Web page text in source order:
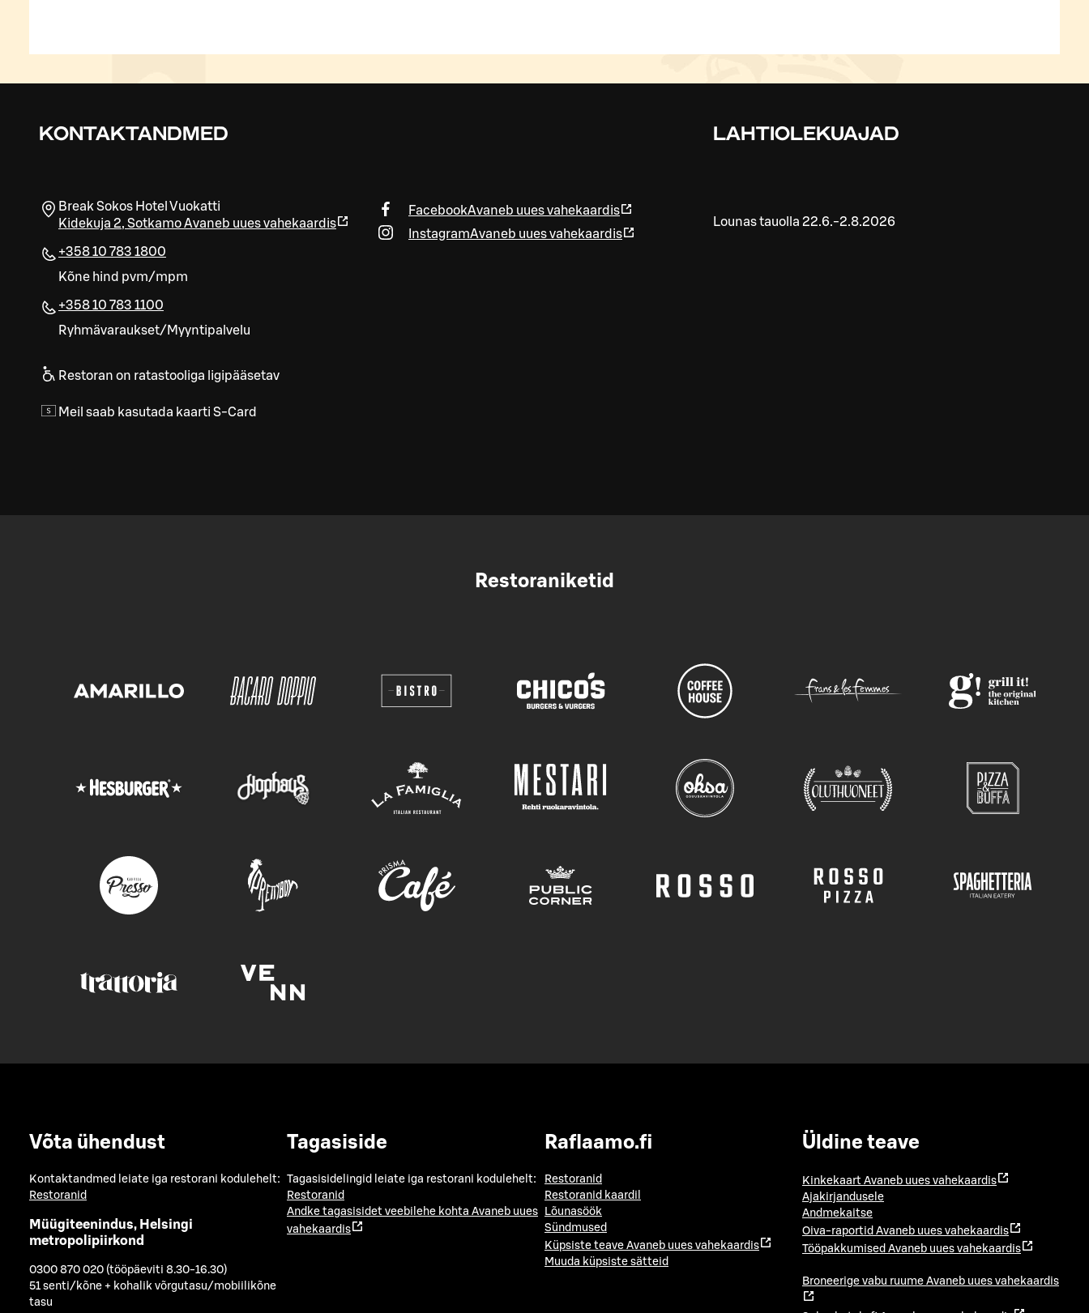
KONTAKTANDMED
Break Sokos Hotel Vuokatti
Kidekuja 2, SotkamoAvaneb uues vahekaardis
+358 10 783 1800
Kõne hind pvm/mpm
+358 10 783 1100
Ryhmävaraukset/Myyntipalvelu
Restoran on ratastooliga ligipääsetav
Meil saab kasutada kaarti S-Card
FacebookAvaneb uues vahekaardis
InstagramAvaneb uues vahekaardis
LAHTIOLEKUAJAD
Lounas tauolla 22.6.-2.8.2026
Restoraniketid
Võta ühendust
Kontaktandmed leiate iga restorani kodulehelt:
Restoranid
Müügiteenindus, Helsingi
metropolipiirkond
0300 870 020 (tööpäeviti 8.30-16.30)
51 senti/kõne + kohalik võrgutasu/mobiilikõne
tasu
Tagasiside
Tagasisidelingid leiate iga restorani kodulehelt:
Restoranid
Andke tagasisidet veebilehe kohta Avaneb uues
vahekaardis
Raflaamo.fi
Restoranid
Restoranid kaardil
Lõunasöök
Sündmused
Küpsiste teave Avaneb uues vahekaardis
Muuda küpsiste sätteid
Üldine teave
Kinkekaart Avaneb uues vahekaardis
Ajakirjandusele
Andmekaitse
Oiva-raportid Avaneb uues vahekaardis
Tööpakkumised Avaneb uues vahekaardis
Broneerige vabu ruume Avaneb uues vahekaardis